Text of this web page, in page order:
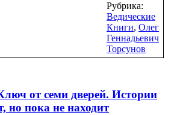
Рубрика:
Ведические
Книги, Олег
Геннадьевич
Торсунов
от семи дверей. Истории
но пока не находит